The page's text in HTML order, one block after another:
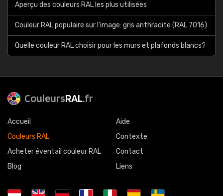
Aperçu des couleurs RAL les plus utilisées
Couleur RAL populaire sur l'image: gris anthracite (RAL 7016)
Quelle couleur RAL choisir pour les murs et plafonds blancs?
CouleursRAL.fr
Accueil
Couleurs RAL
Acheter éventail couleur RAL
Blog
Aide
Contexte
Contact
Liens